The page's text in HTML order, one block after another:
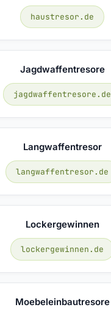
haustresor.de
Jagdwaffentresore
jagdwaffentresore.de
Langwaffentresor
langwaffentresor.de
Lockergewinnen
lockergewinnen.de
Moebeleinbautresore